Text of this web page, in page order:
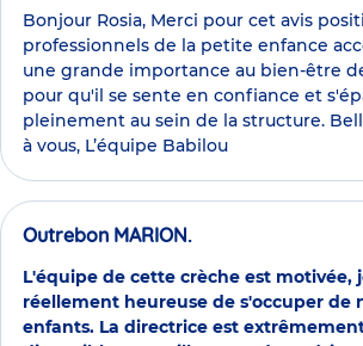
Bonjour Rosia, Merci pour cet avis
professionnels de la petite enfance
une grande importance au bien-être
pour qu'il se sente en confiance et
pleinement au sein de la structure.
à vous, L’équipe Babilou
Outrebon MARION.
L'équipe de cette crèche est motivée,
réellement heureuse de s'occuper de
enfants. La directrice est